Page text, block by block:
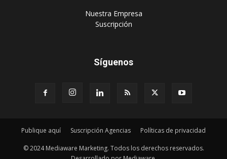
‎Nuestra Empresa
‎Suscripción
Síguenos
Publique aquí Suscripción Agencias Políticas de privacidad
© 2024 Mediaware Marketing. Todos los derechos reservados.